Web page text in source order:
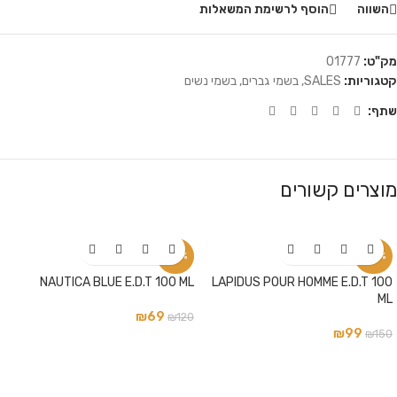
השווה הוסף לרשימת המשאלות
מק"ט: 01777
קטגוריות: SALES
, בשמי גברים, בשמי נשים
שתף:
מוצרים קשורים
-34%
LAPIDUS POUR HOMME E.D.T 100
ML
₪150
₪99
-42%
NAUTICA BLUE E.D.T 100 ML
₪120
₪69